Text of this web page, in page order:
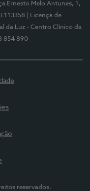
Ernesto Melo Antunes, 1,
E113358
| Licença de
da Luz - Centro Clínico da
854 890
reservados.